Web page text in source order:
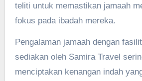
teliti untuk memastikan jamaah
fokus pada ibadah mereka.
Pengalaman jamaah dengan
sediakan oleh Samira Travel
menciptakan kenangan indah